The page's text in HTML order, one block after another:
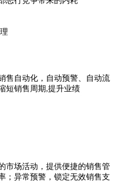
售自动化，自动预警、自动流
短销售周期,提升业绩
市场活动，提供便捷的销售管
；异常预警，锁定无效销售支